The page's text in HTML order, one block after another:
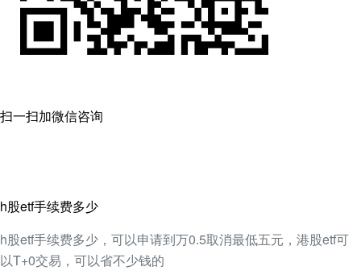
扫一扫加微信咨询
h股etf手续费多少
h股etf手续费多少，可以申请到万0.5取消最低五元，港股etf可
以T+0交易，可以省不少钱的